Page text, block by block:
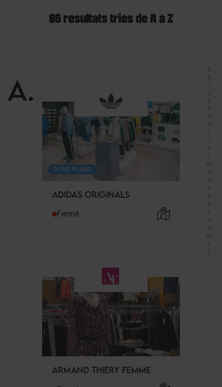
86 résultats triés de A à Z
A
B
C
D
E
F
G
H
J
L
M
N
O
P
R
S
T
U
V
W
Z
A.
ADIDAS ORIGINALS
BONS PLANS
Fermé
ARMAND THIERY FEMME